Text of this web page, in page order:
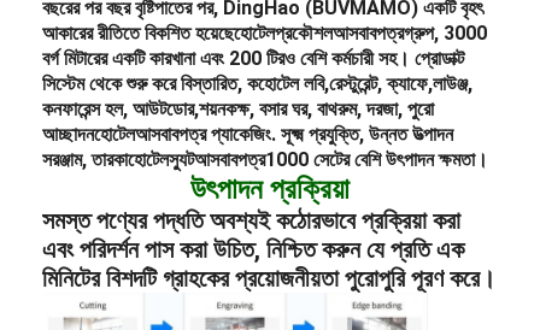
বছরের পর বছর বৃষ্টিপাতের পর, DingHao (BUVMAMO) একটি বৃহৎ
আকারের রীতিতে বিকশিত হয়েছেহোটেলপ্রকৌশলআসবাবপত্রগ্রুপ, 3000
বর্গ মিটারের একটি কারখানা এবং 200 টিরও বেশি কর্মচারী সহ। প্রোডাক্ট
সিস্টেম থেকে শুরু করে বিস্তারিত, কহোটেল লবি,রেস্টুরেন্ট, ক্যাফে,লাউঞ্জ,
কনফারেন্স হল, আউটডোর,শয়নকক্ষ, বসার ঘর, বাথরুম, দরজা, পুরো
আচ্ছাদনহোটেলআসবাবপত্র প্যাকেজিং. সূক্ষ্ম প্রযুক্তি, উন্নত উত্পাদন
সরঞ্জাম, তারকাহোটেলস্যুটআসবাবপত্র1000 সেটের বেশি উৎপাদন ক্ষমতা।
উৎপাদন প্রক্রিয়া
সমস্ত পণ্যের পদ্ধতি অবশ্যই কঠোরভাবে প্রক্রিয়া করা
এবং পরিদর্শন পাস করা উচিত, নিশ্চিত করুন যে প্রতি এক
মিনিটের বিশদটি গ্রাহকের প্রয়োজনীয়তা পুরোপুরি পূরণ করে।